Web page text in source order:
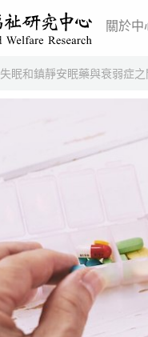
關於中
失眠和鎮靜安眠藥與衰弱症